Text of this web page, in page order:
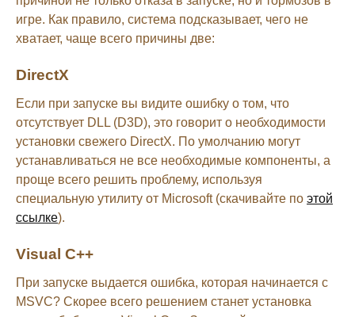
игре. Как правило, система подсказывает, чего не
хватает, чаще всего причины две:
DirectX
Если при запуске вы видите ошибку о том, что
отсутствует DLL (D3D), это говорит о необходимости
установки свежего DirectX. По умолчанию могут
устанавливаться не все необходимые компоненты, а
проще всего решить проблему, используя
специальную утилиту от Microsoft (скачивайте по этой
ссылке).
Visual C++
При запуске выдается ошибка, которая начинается с
MSVC? Скорее всего решением станет установка